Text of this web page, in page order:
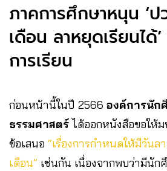
ภาคการศึกษาหนุน ‘ป
เดือน ลาหยุดเรียนได้
การเรียน
ก่อนหน้านี้ในปี 2566 องค์การนัก
ธรรมศาสตร์ ได้ออกหนังสือขอให้
ข้อเสนอ “เรื่องการกำหนดให้มีวัน
เดือน” เช่นกัน เนื่องจากพบว่ามีนัก